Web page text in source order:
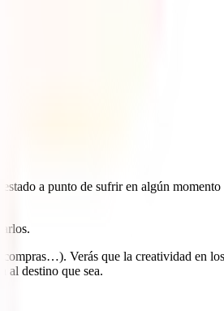
a punto de sufrir en algún
Verás que la creatividad en
al destino que sea.